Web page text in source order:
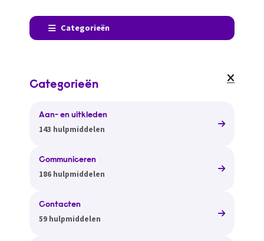
Categorieën
Categorieën
Aan- en uitkleden
143 hulpmiddelen
Communiceren
186 hulpmiddelen
Contacten
59 hulpmiddelen